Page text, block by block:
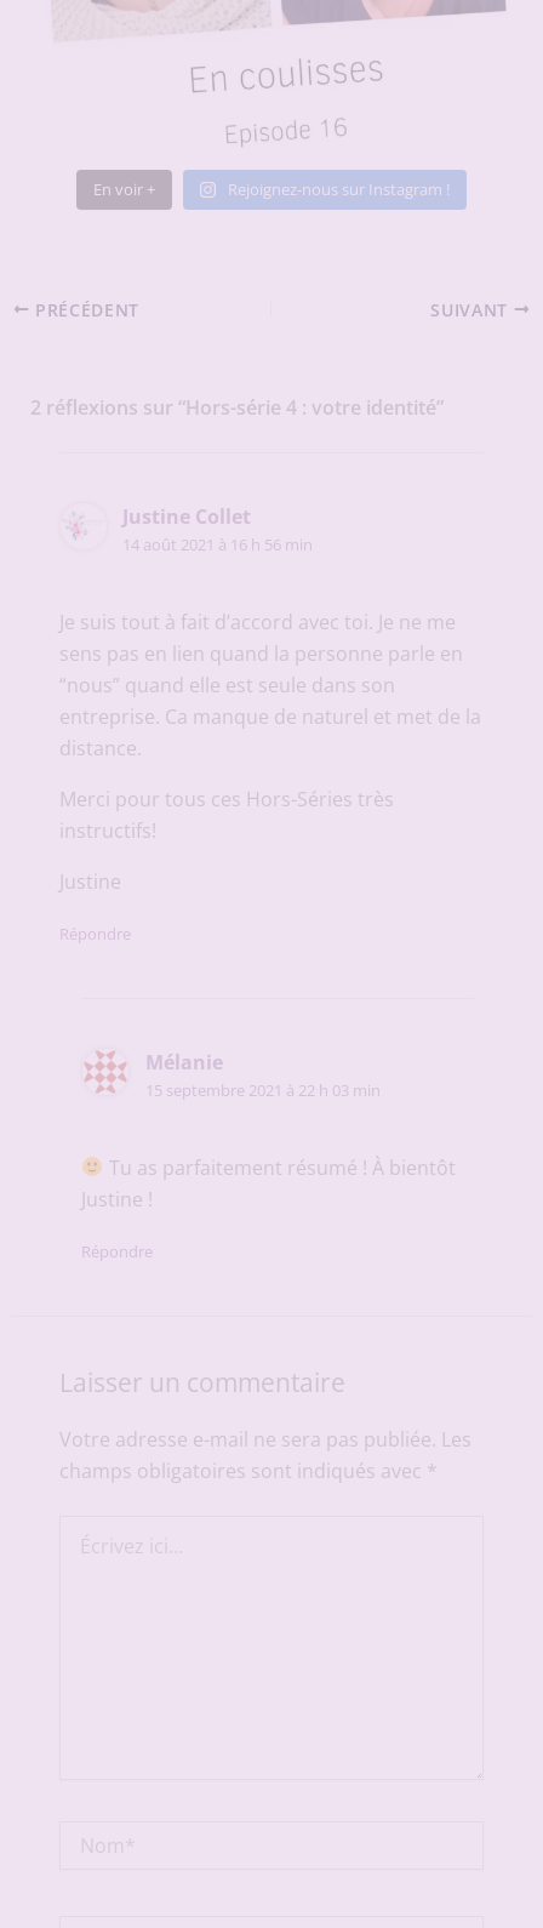
En voir + Rejoignez-nous sur Instagram !
PRÉCÉDENT SUIVANT
2 réflexions sur “Hors-série 4 : votre identité”
Justine Collet
14 août 2021 à 16 h 56 min
Je suis tout à fait d’accord avec toi. Je ne me
sens pas en lien quand la personne parle en
“nous” quand elle est seule dans son
entreprise. Ca manque de naturel et met de la
distance.
Merci pour tous ces Hors-Séries très
instructifs!
Justine
Répondre
Mélanie
15 septembre 2021 à 22 h 03 min
Tu as parfaitement résumé ! À bientôt
Justine !
Répondre
Laisser un commentaire
Votre adresse e-mail ne sera pas publiée. Les
champs obligatoires sont indiqués avec *
ici…